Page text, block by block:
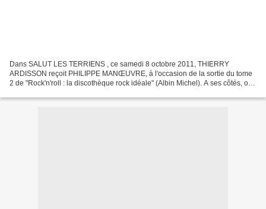
Dans SALUT LES TERRIENS , ce samedi 8 octobre 2011, THIERRY
ARDISSON reçoit PHILIPPE MANŒUVRE, à l'occasion de la sortie du tome
2 de "Rock'n'roll : la discothèque rock idéale" (Albin Michel). A ses côtés, on